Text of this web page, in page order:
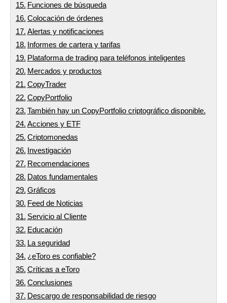
Funciones de búsqueda
Colocación de órdenes
Alertas y notificaciones
Informes de cartera y tarifas
Plataforma de trading para teléfonos inteligentes
Mercados y productos
CopyTrader
CopyPortfolio
También hay un CopyPortfolio criptográfico disponible.
Acciones y ETF
Criptomonedas
Investigación
Recomendaciones
Datos fundamentales
Gráficos
Feed de Noticias
Servicio al Cliente
Educación
La seguridad
¿eToro es confiable?
Críticas a eToro
Conclusiones
Descargo de responsabilidad de riesgo